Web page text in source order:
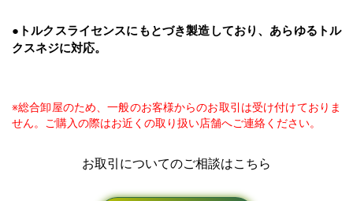
●トルクスライセンスにもとづき製造しており、あらゆるトル
クスネジに対応。
※総合卸屋のため、一般のお客様からのお取引は受け付けておりま
せん。ご購入の際はお近くの取り扱い店舗へご連絡ください。
お取引についてのご相談はこちら